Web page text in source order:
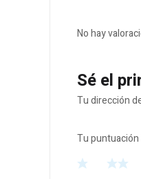
No hay
Sé el
Tu dirección
Tu puntuación